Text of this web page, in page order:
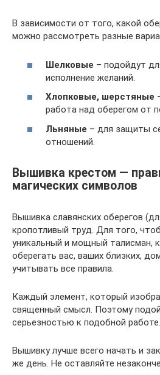
В зависимости от того, какой
можно рассмотреть разные
Шелковые – подойдут
исполнение желаний.
Хлопковые, шерстяные
работа над оберегом от
Льняные – для защиты
отношений.
Вышивка крестом —
магических символов
Вышивка славянских оберегов
кропотливый труд. Для того,
уникальный и мощный талисман,
оберегать вас, ваших близких,
учитывать все правила.
Каждый элемент, который
священный смысл. Поэтому
серьезностью к подобной работе.
Вышивку лучше всего начать и
же день. Не оставляйте